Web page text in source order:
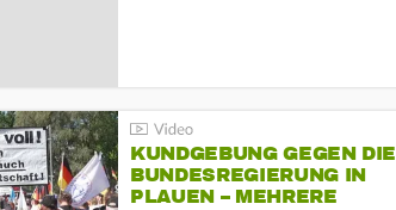
KUNDGEBUNG GEGEN DIE
BUNDESREGIERUNG IN
PLAUEN – MEHRERE